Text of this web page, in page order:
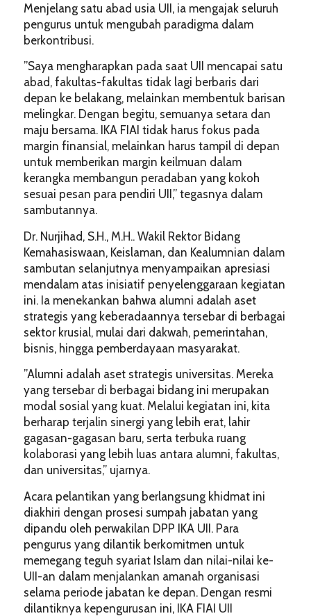
Menjelang satu abad usia UII, ia mengajak seluruh
pengurus untuk mengubah paradigma dalam
berkontribusi.
​”Saya mengharapkan pada saat UII mencapai satu
abad, fakultas-fakultas tidak lagi berbaris dari
depan ke belakang, melainkan membentuk barisan
melingkar. Dengan begitu, semuanya setara dan
maju bersama. IKA FIAI tidak harus fokus pada
margin finansial, melainkan harus tampil di depan
untuk memberikan margin keilmuan dalam
kerangka membangun peradaban yang kokoh
sesuai pesan para pendiri UII,” tegasnya dalam
sambutannya.
Dr. Nurjihad, S.H., M.H.. Wakil Rektor Bidang
Kemahasiswaan, Keislaman, dan Kealumnian dalam
sambutan selanjutnya menyampaikan apresiasi
mendalam atas inisiatif penyelenggaraan kegiatan
ini. Ia menekankan bahwa alumni adalah aset
strategis yang keberadaannya tersebar di berbagai
sektor krusial, mulai dari dakwah, pemerintahan,
bisnis, hingga pemberdayaan masyarakat.
​”Alumni adalah aset strategis universitas. Mereka
yang tersebar di berbagai bidang ini merupakan
modal sosial yang kuat. Melalui kegiatan ini, kita
berharap terjalin sinergi yang lebih erat, lahir
gagasan-gagasan baru, serta terbuka ruang
kolaborasi yang lebih luas antara alumni, fakultas,
dan universitas,” ujarnya.
​Acara pelantikan yang berlangsung khidmat ini
diakhiri dengan prosesi sumpah jabatan yang
dipandu oleh perwakilan DPP IKA UII. Para
pengurus yang dilantik berkomitmen untuk
memegang teguh syariat Islam dan nilai-nilai ke-
UII-an dalam menjalankan amanah organisasi
selama periode jabatan ke depan. Dengan resmi
dilantiknya kepengurusan ini, IKA FIAI UII